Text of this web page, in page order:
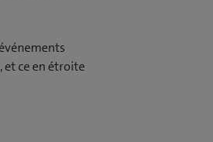
et ce en étroite